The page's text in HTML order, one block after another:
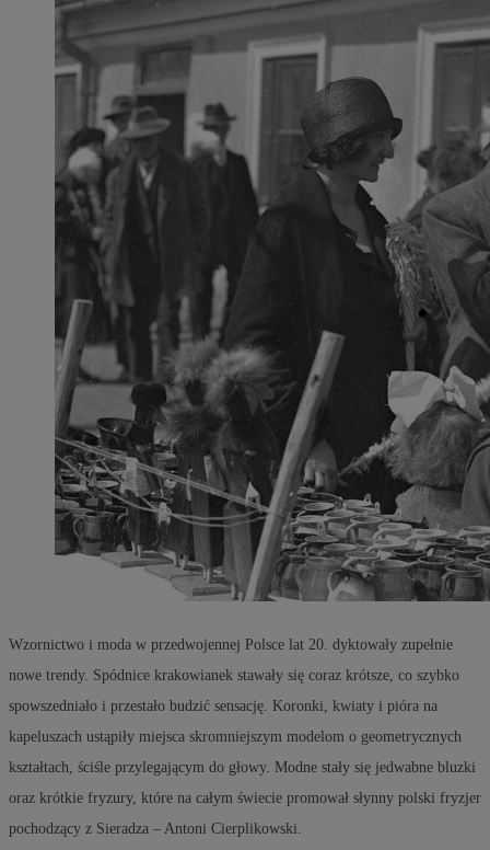
Wzornictwo i moda w przedwojennej Polsce lat 20. dyktowały zupełnie
nowe trendy. Spódnice krakowianek stawały się coraz krótsze, co szybko
spowszedniało i przestało budzić sensację. Koronki, kwiaty i pióra na
kapeluszach ustąpiły miejsca skromniejszym modelom o geometrycznych
kształtach, ściśle przylegającym do głowy. Modne stały się jedwabne bluzki
oraz krótkie fryzury, które na całym świecie promował słynny polski fryzjer
pochodzący z Sieradza – Antoni Cierplikowski.